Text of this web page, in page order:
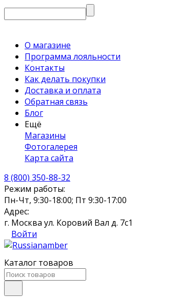
О магазине
Программа лояльности
Контакты
Как делать покупки
Доставка и оплата
Обратная связь
Блог
Ещё
Магазины
Фотогалерея
Карта сайта
8 (800) 350-88-32
Режим работы:
Пн-Чт, 9:30-18:00; Пт 9:30-17:00
Адрес:
г. Москва ул. Коровий Вал д. 7с1
Войти
Каталог товаров